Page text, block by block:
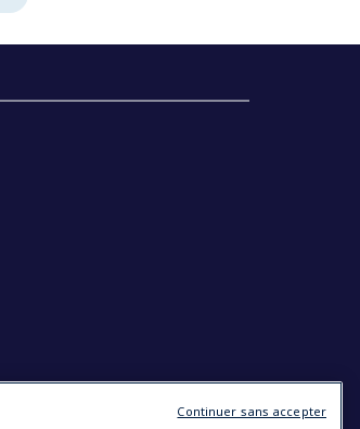
Continuer sans accepter